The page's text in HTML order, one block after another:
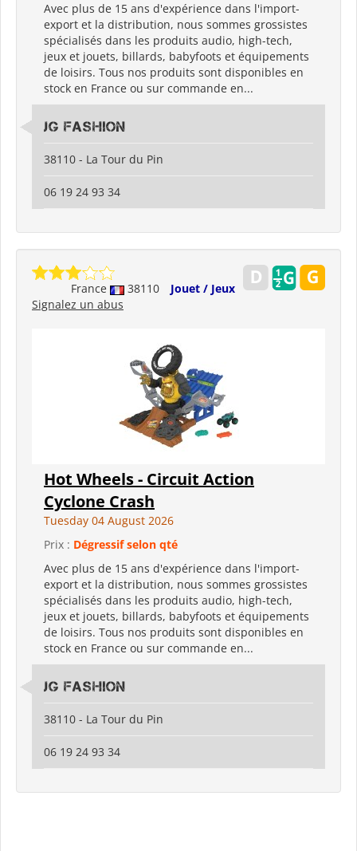
Avec plus de 15 ans d'expérience dans l'import-
export et la distribution, nous sommes grossistes
spécialisés dans les produits audio, high-tech,
jeux et jouets, billards, babyfoots et équipements
de loisirs. Tous nos produits sont disponibles en
stock en France ou sur commande en...
JG Fashion
38110 - La Tour du Pin
06 19 24 93 34
France 38110
Jouet / Jeux
Signalez un abus
Hot Wheels - Circuit Action
Cyclone Crash
Tuesday 04 August 2026
Prix : Dégressif selon qté
Avec plus de 15 ans d'expérience dans l'import-
export et la distribution, nous sommes grossistes
spécialisés dans les produits audio, high-tech,
jeux et jouets, billards, babyfoots et équipements
de loisirs. Tous nos produits sont disponibles en
stock en France ou sur commande en...
JG Fashion
38110 - La Tour du Pin
06 19 24 93 34